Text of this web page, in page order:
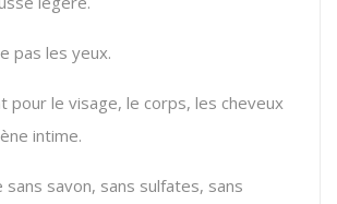
pas les yeux.
pour le visage, le corps, les cheveux
intime.
sans savon, sans sulfates, sans